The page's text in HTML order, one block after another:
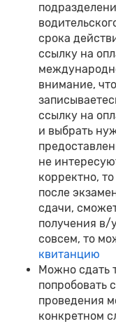
срока
ссылку на
внимание,
ссылку на
и выбрать
не
корректно,
после
сдачи,
получения в/
совсем, то
квитанцию
Можно сдать
попробовать
проведения
конкретном